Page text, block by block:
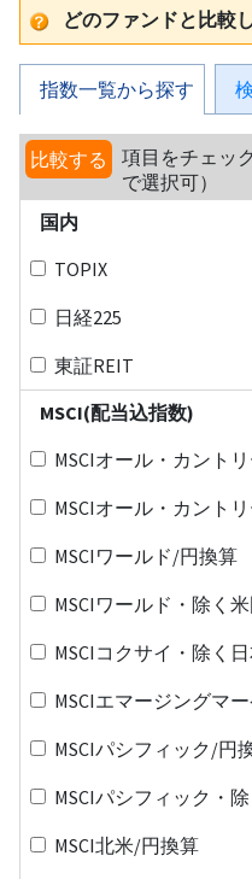
どのファンドと比較
指数一覧から探す
比較する
項目をチェッ
で選択可）
国内
TOPIX
日経225
東証REIT
MSCI(配当込指数)
MSCIオール・カント
MSCIオール・カント
MSCIワールド/円換算
MSCIワールド・除く
MSCIコクサイ・除く
MSCIエマージングマ
MSCIパシフィック/円
MSCIパシフィック・
MSCI北米/円換算